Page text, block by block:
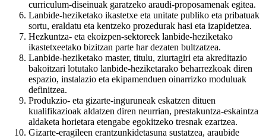
curriculum-diseinuak garatzeko araudi-proposamenak egitea.
Lanbide-heziketako ikastetxe eta unitate publiko eta pribatuak
sortu, eraldatu eta kentzeko prozedurak hasi eta izapidetzea.
Hezkuntza- eta ekoizpen-sektoreek lanbide-heziketako
ikastetxeetako bizitzan parte har dezaten bultzatzea.
Lanbide-heziketako master, titulu, ziurtagiri eta akreditazio
bakoitzari lotutako lanbide-heziketarako beharrezkoak diren
espazio, instalazio eta ekipamenduen oinarrizko moduluak
definitzea.
Produkzio- eta gizarte-inguruneak eskatzen dituen
kualifikazioak aldatzen diren neurrian, prestakuntza-eskaintza
aldaketa horietara etengabe egokitzeko tresnak ezartzea.
Gizarte-eragileen erantzunkidetasuna sustatzea, araubide